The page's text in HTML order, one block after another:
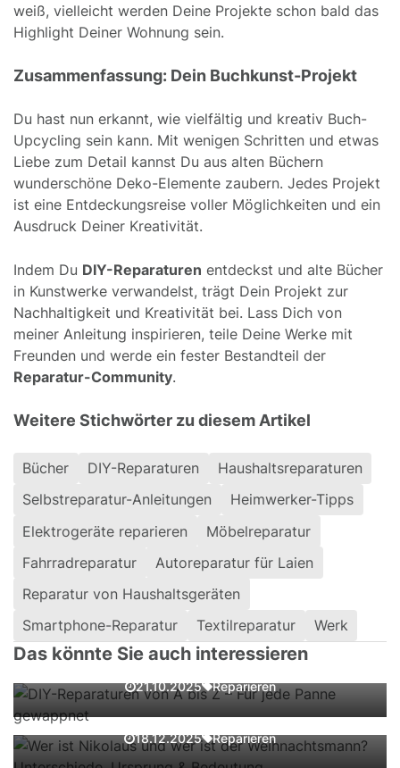
weiß, vielleicht werden Deine Projekte schon bald das
Highlight Deiner Wohnung sein.
Zusammenfassung: Dein Buchkunst-Projekt
Du hast nun erkannt, wie vielfältig und kreativ Buch-
Upcycling sein kann. Mit wenigen Schritten und etwas
Liebe zum Detail kannst Du aus alten Büchern
wunderschöne Deko-Elemente zaubern. Jedes Projekt
ist eine Entdeckungsreise voller Möglichkeiten und ein
Ausdruck Deiner Kreativität.
Indem Du DIY-Reparaturen entdeckst und alte Bücher
in Kunstwerke verwandelst, trägt Dein Projekt zur
Nachhaltigkeit und Kreativität bei. Lass Dich von
meiner Anleitung inspirieren, teile Deine Werke mit
Freunden und werde ein fester Bestandteil der
Reparatur-Community.
Weitere Stichwörter zu diesem Artikel
Bücher DIY-Reparaturen
Haushaltsreparaturen
Selbstreparatur-Anleitungen
Heimwerker-Tipps
Elektrogeräte reparieren
Möbelreparatur
Fahrradreparatur
Autoreparatur für Laien
Reparatur von Haushaltsgeräten
Smartphone-Reparatur
Textilreparatur Werk
Das könnte Sie auch interessieren
DIY-Reparaturen von A bis Z – Für jede
Panne gewappnet
21.10.2025 Reparieren
Wer ist Nikolaus und wer ist der
Ursprung & Bedeutung
18.12.2025 Reparieren
Machs wieder ganz – Alltagshacks mit
Werkzeug & Wissen | DAS DIY Magazin
Dichtung kaputt? Zugluft stoppen